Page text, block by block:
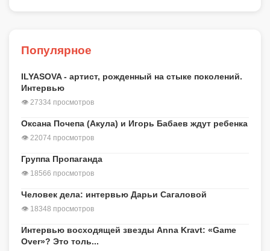
Популярное
ILYASOVA - артист, рожденный на стыке поколений.
Интервью
👁 27334 просмотров
Оксана Почепа (Акула) и Игорь Бабаев ждут ребенка
👁 22074 просмотров
Группа Пропаганда
👁 18566 просмотров
Человек дела: интервью Дарьи Сагаловой
👁 18348 просмотров
Интервью восходящей звезды Anna Kravt: «Game
Over»? Это толь...